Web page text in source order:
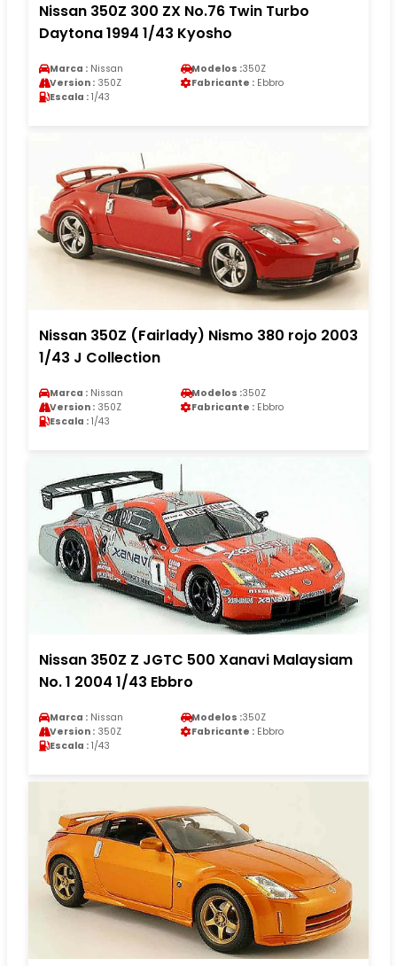
Nissan 350Z 300 ZX No.76 Twin Turbo
Daytona 1994 1/43 Kyosho
Marca : Nissan Modelos :350Z
Version : 350Z Fabricante : Ebbro
Escala : 1/43
Nissan 350Z (Fairlady) Nismo 380 rojo 2003
1/43 J Collection
Marca : Nissan Modelos :350Z
Version : 350Z Fabricante : Ebbro
Escala : 1/43
Nissan 350Z Z JGTC 500 Xanavi Malaysiam
No. 1 2004 1/43 Ebbro
Marca : Nissan Modelos :350Z
Version : 350Z Fabricante : Ebbro
Escala : 1/43